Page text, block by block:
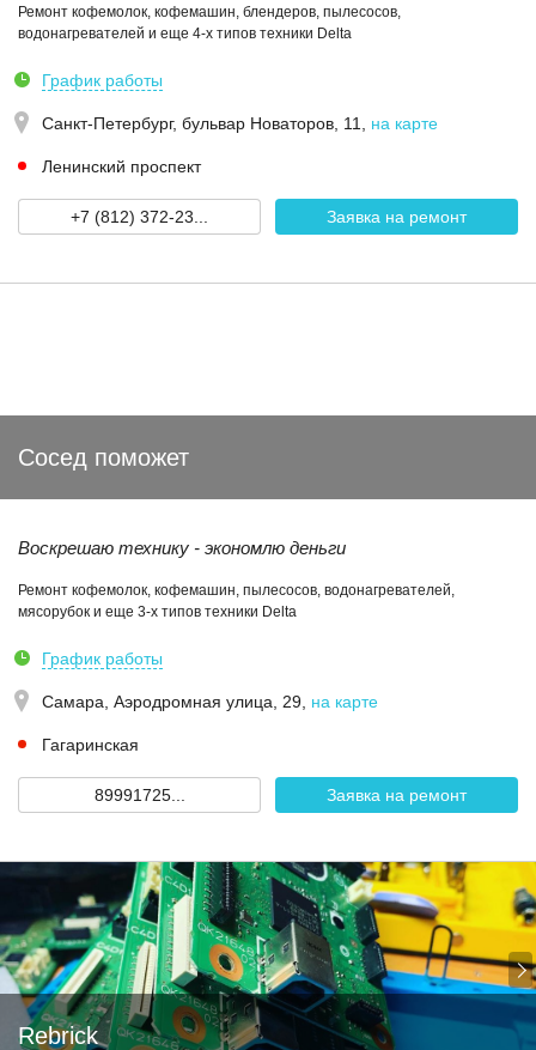
Ремонт кофемолок, кофемашин, блендеров, пылесосов,
водонагревателей и еще 4-х типов техники Delta
График работы
Санкт-Петербург, бульвар Новаторов, 11 на карте
Ленинский проспект
+7 (812) 372-23... Заявка на ремонт
Сосед поможет
Воскрешаю технику - экономлю деньги
Ремонт кофемолок, кофемашин, пылесосов, водонагревателей,
мясорубок и еще 3-х типов техники Delta
График работы
Самара, Аэродромная улица, 29 на карте
Гагаринская
89991725... Заявка на ремонт
Rebrick